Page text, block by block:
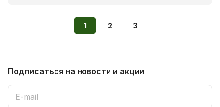
1 2 3
Подписаться на новости и акции